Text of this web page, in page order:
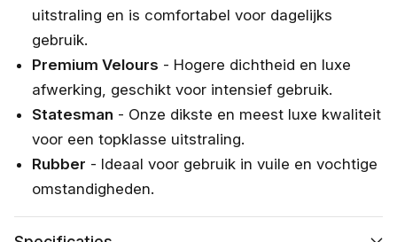
uitstraling en is comfortabel voor dagelijks
gebruik.
Premium Velours - Hogere dichtheid en luxe
afwerking, geschikt voor intensief gebruik.
Statesman - Onze dikste en meest luxe kwaliteit
voor een topklasse uitstraling.
Rubber - Ideaal voor gebruik in vuile en vochtige
omstandigheden.